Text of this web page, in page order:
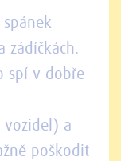
zádíčkách.
spí v dobře
vozidel) a
poškodit